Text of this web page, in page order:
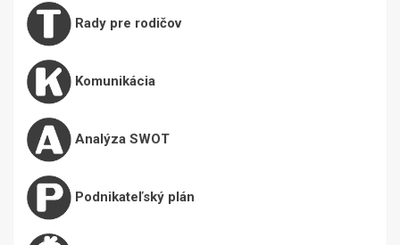
Rady pre rodičov
Komunikácia
Analýza SWOT
Podnikateľský plán